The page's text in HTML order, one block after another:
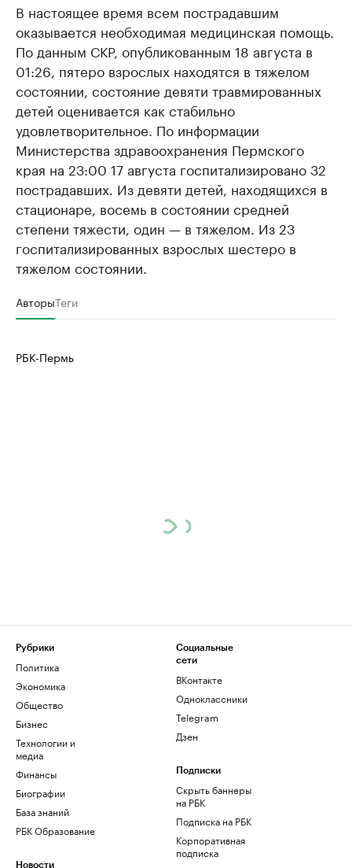
В настоящее время всем пострадавшим
оказывается необходимая медицинская помощь.
По данным СКР, опубликованным 18 августа в
01:26, пятеро взрослых находятся в тяжелом
состоянии, состояние девяти травмированных
детей оценивается как стабильно
удовлетворительное. По информации
Министерства здравоохранения Пермского
края на 23:00 17 августа госпитализировано 32
пострадавших. Из девяти детей, находящихся в
стационаре, восемь в состоянии средней
степени тяжести, один — в тяжелом. Из 23
госпитализированных взрослых шестеро в
тяжелом состоянии.
АвторыТеги
РБК-Пермь
Рубрики
Политика
Экономика
Общество
Бизнес
Технологии и
медиа
Финансы
Биографии
База знаний
РБК Образование
Новости
Социальные
сети
ВКонтакте
Одноклассники
Telegram
Дзен
Подписки
Скрыть баннеры
на РБК
Подписка на РБК
Корпоративная
подписка